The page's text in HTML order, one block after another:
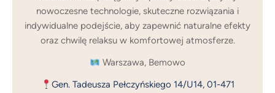
nowoczesne technologie, skuteczne rozwiązania i
indywidualne podejście, aby zapewnić naturalne efekty
oraz chwilę relaksu w komfortowej atmosferze.
Warszawa, Bemowo
Gen. Tadeusza Pełczyńskiego 14/U14, 01-471